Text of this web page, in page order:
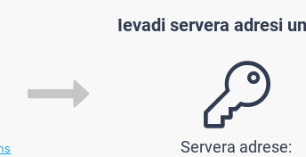
Ievadi servera adresi
Servera adrese: